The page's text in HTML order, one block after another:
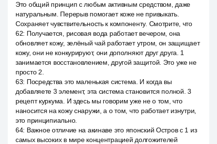
Это общий принцип с любым активным средством, даже
натуральным. Перерыв помогает коже не привыкать.
Сохраняет чувствительность к компоненту. Смотрите, что
62: Получается, рисовая вода работает вечером, она
обновляет кожу, зелёный чай работает утром, он защищает
кожу, они не конкурируют, они дополняют друг друга. 1
занимается восстановлением, другой защитой. Это уже не
просто 2.
63: Посредства это маленькая система. И когда вы
добавляете 3 элемент, эта система становится полной. 3
рецепт куркума. И здесь мы говорим уже не о том, что
наносится на кожу снаружи, а о том, что работает изнутри,
это принципиально.
64: Важное отличие на акинаве это японский Остров с 1 из
самых высоких в мире концентрацией долгожителей